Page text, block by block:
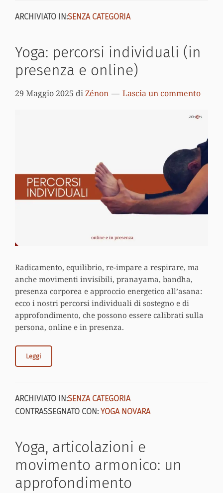
ARCHIVIATO IN:SENZA CATEGORIA
Yoga: percorsi individuali (in
presenza e online)
29 Maggio 2025 diZénon Lascia un commento
Radicamento, equilibrio, re-impare a respirare, ma
anche movimenti invisibili, pranayama, bandha,
presenza corporea e approccio energetico all’asana:
ecco i nostri percorsi individuali di sostegno e di
approfondimento, che possono essere calibrati sulla
persona, online e in presenza.
Leggi
ARCHIVIATO IN:SENZA CATEGORIA
CONTRASSEGNATO CON: YOGA NOVARA
Yoga, articolazioni e
movimento armonico: un
approfondimento